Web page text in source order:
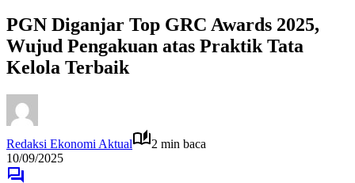
PGN Diganjar Top GRC Awards 2025,
Wujud Pengakuan atas Praktik Tata
Kelola Terbaik
Redaksi Ekonomi Aktual
2 min baca
10/09/2025